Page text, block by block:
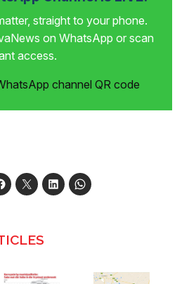
straight to your phone.
on WhatsApp or scan
access.